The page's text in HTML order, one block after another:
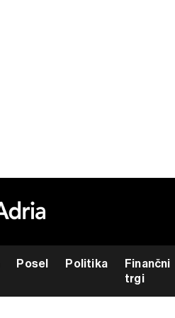
Posel Politika
Finančni
trgi